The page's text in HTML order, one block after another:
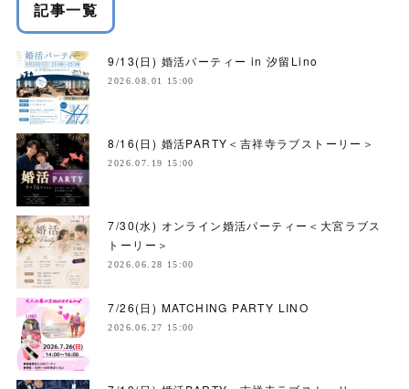
記事一覧
9/13(日) 婚活パーティー in 汐留Lino
2026.08.01 15:00
8/16(日) 婚活PARTY＜吉祥寺ラブストーリー＞
2026.07.19 15:00
7/30(水) オンライン婚活パーティー＜大宮ラブス
トーリー＞
2026.06.28 15:00
7/26(日) MATCHING PARTY LINO
2026.06.27 15:00